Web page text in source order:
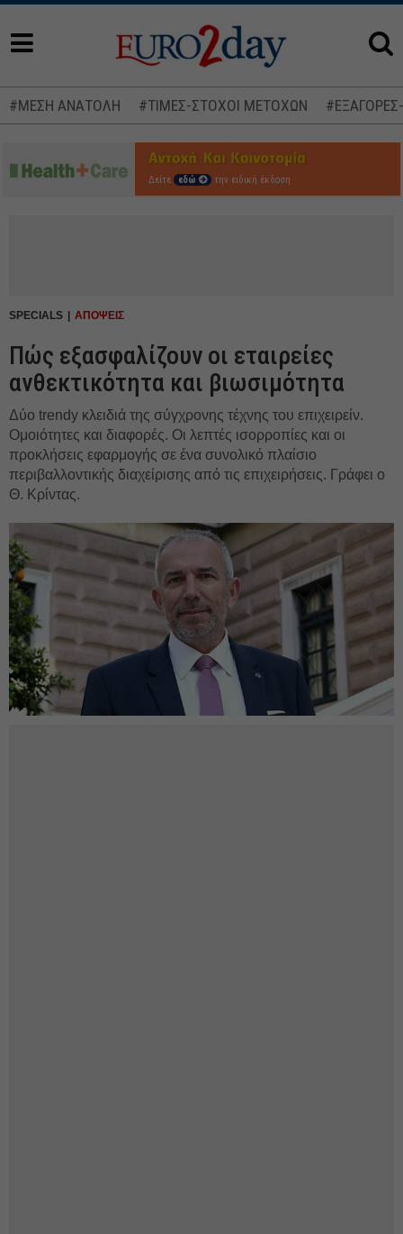
#ΜΕΣΗ ΑΝΑΤΟΛΗ #ΤΙΜΕΣ-ΣΤΟΧΟΙ ΜΕΤΟΧΩΝ
Δείτε εδώ την ειδική έκδοση
SPECIALS ΑΠΟΨΕΙΣ
Πώς εξασφαλίζουν οι εταιρείες
ανθεκτικότητα και βιωσιμότητα
Δύο trendy κλειδιά της σύγχρονης τέχνης του επιχειρείν.
Ομοιότητες και διαφορές. Οι λεπτές ισορροπίες και οι
προκλήσεις εφαρμογής σε ένα συνολικό πλαίσιο
περιβαλλοντικής διαχείρισης από τις επιχειρήσεις. Γράφει ο
Θ. Κρίντας.